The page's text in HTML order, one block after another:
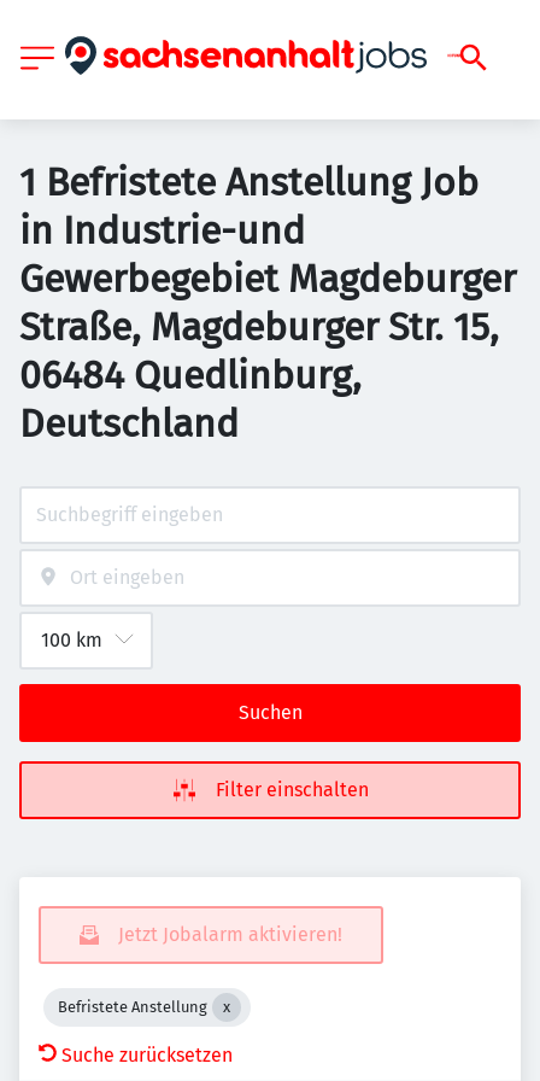
1 Befristete Anstellung Job
in Industrie-und
Gewerbegebiet Magdeburger
Straße, Magdeburger Str. 15,
06484 Quedlinburg,
Deutschland
Suchen
Filter einschalten
Jetzt Jobalarm aktivieren!
Befristete Anstellung
Suche zurücksetzen